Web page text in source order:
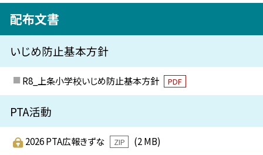
配布文書
いじめ防止基本方針
R8_上条小学校いじめ防止基本方針 PDF
PTA活動
2026 PTA広報きずな ZIP (2 MB)